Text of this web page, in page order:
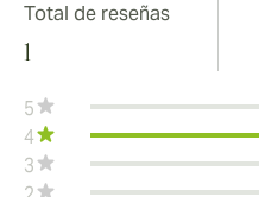
Total de reseñas
1
5
4
3